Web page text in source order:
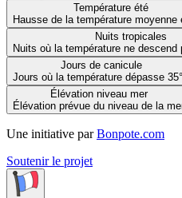
Température été
Hausse de la température moyenne
Nuits tropicales
Nuits où la température ne descend
Jours de canicule
Jours où la température dépasse
Élévation niveau mer
Élévation prévue du niveau de la
Une initiative par Bonpote.com
Soutenir le projet